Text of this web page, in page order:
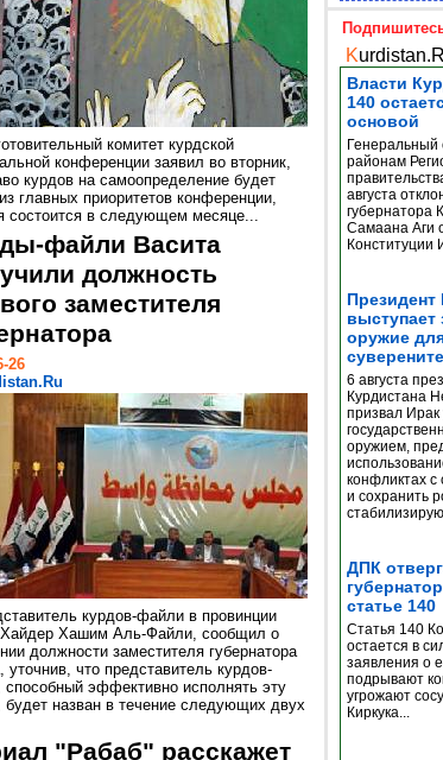
комитет курдской
конференции заявил во вторник,
курдов на самоопределение будет
главных приоритетов конференции,
состоится в следующем месяце...
файли Васита
должность
заместителя
26
курдов-файли в провинции
Хайдер Хашим Аль-Файли, сообщил о
должности заместителя губернатора
уточнив, что представитель курдов-
эффективно исполнять эту
будет назван в течение следующих двух
"Рабаб" расскажет
K
Власти
140
основой
Генеральный
районам
августа
губернатора
Самаана Аги
Конституции
Президент
оружие
6 августа
Курдистана
призвал Ирак
оружием,
конфликтах с
и сохранить
ДПК
статье 140
Статья 140
остается в
заявления о
подрывают
угрожают
Киркука...